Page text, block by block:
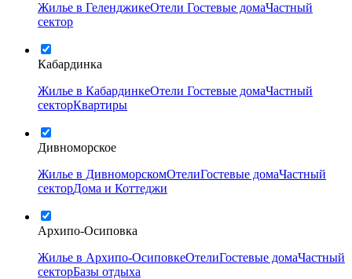
Жилье в ГеленджикеОтели Гостевые домаЧастный
сектор
Кабардинка
Жилье в КабардинкеОтели Гостевые домаЧастный
секторКвартиры
Дивноморское
Жилье в ДивноморскомОтелиГостевые домаЧастный
секторДома и Коттеджи
Архипо-Осиповка
Жилье в Архипо-ОсиповкеОтелиГостевые домаЧастный
секторБазы отдыха